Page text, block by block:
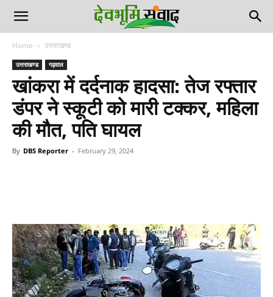
Home उत्तराखण्ड
उत्तराखण्ड गढ़वाल
खांकरा में दर्दनाक हादसा: तेज रफ्तार
डंपर ने स्कूटी को मारी टक्कर, महिला
की मौत, पति घायल
By DBS Reporter - February 29, 2024